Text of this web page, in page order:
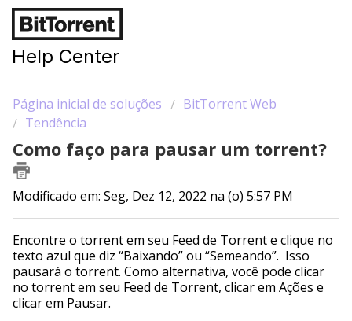
Help Center
Página inicial de soluções
BitTorrent Web
Tendência
Como faço para pausar um torrent?
Modificado em: Seg, Dez 12, 2022 na (o) 5:57 PM
Encontre o torrent em seu Feed de Torrent e clique no
texto azul que diz “Baixando” ou “Semeando”. Isso
pausará o torrent. Como alternativa, você pode clicar
no torrent em seu Feed de Torrent, clicar em Ações e
clicar em Pausar.